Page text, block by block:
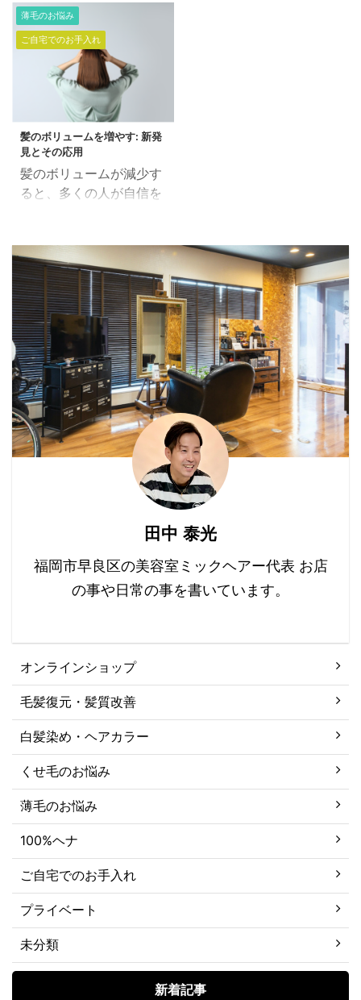
ュームをだす為にパーマ
をかけている。 髪に艶が
ない。 髪にパサつく、
弱々しい。 復元剤で「本
当に髪をよくする」ステ
ップ解説 皮膜などを除去
し素髪に戻します。 素髪
になることで「本当の自
分の髪」に ...
メントの紹介です。 年齢
による髪質の変化で、毛
が細くなったり、弱くな
ったりして 髪の毛がダメ
ージしやすく、艶もなく
なり綺麗な髪の毛に見え
づらくなってきます。 通
常のサロントリートメン
トをしても、その時は綺
麗にみえたり、応急処置
的にはアリかもしれませ
ん。 そういった髪質を健
康で綺麗な髪の毛に改善
していくことができるの
が「復元トリートメン
ト」です。 復元トリー
トメントは回数を重ねる
ことで髪の毛 ...
です。 ホームケアの復元
剤濃度の約10倍。 とい
うことは、 集中的に髪の
毛の修復（キューティク
ルの修復）を行うことが
できます。 勿論、ホーム
ケアで復元シャンプー＆
...
薄毛のお悩み
ご自宅でのお手入れ
髪のボリュームを増やす: 新発
見とその応用
髪のボリュームが減少す
ると、多くの人が自信を
しかし、なぜ髪は薄くな
るのでしょうか？実は、
遺伝、年齢、生活習慣な
ど、多くの原因が関係し
ています。 この記事で
は、髪のボリュームを増
やすための新しい科学的
発見と、 それらを日常生
活や専門的な治療にどの
ように応用できるかを紹
介します。 目次 髪の成
長の基礎知識 新発見：髪
のボリュームを増やす科
学 実践方法：日常生活で
できること 専門的治療法
とその応用 まとめと今後
の展望 FAQ 髪の成長の
基礎知識 髪の毛は、毛根
から成 ...
田中 泰光
福岡市早良区の美容室ミックヘアー代表 お店
の事や日常の事を書いています。
オンラインショップ
毛髪復元・髪質改善
白髪染め・ヘアカラー
くせ毛のお悩み
薄毛のお悩み
100%ヘナ
ご自宅でのお手入れ
プライベート
未分類
新着記事